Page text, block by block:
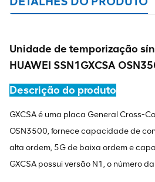
Unidade de temporização
HUAWEI SSN1GXCSA
Descrição do produto
GXCSA é uma placa General Cross-
OSN3500, fornece capacidade de
alta ordem, 5G de baixa ordem e
GXCSA possui versão N1, o número